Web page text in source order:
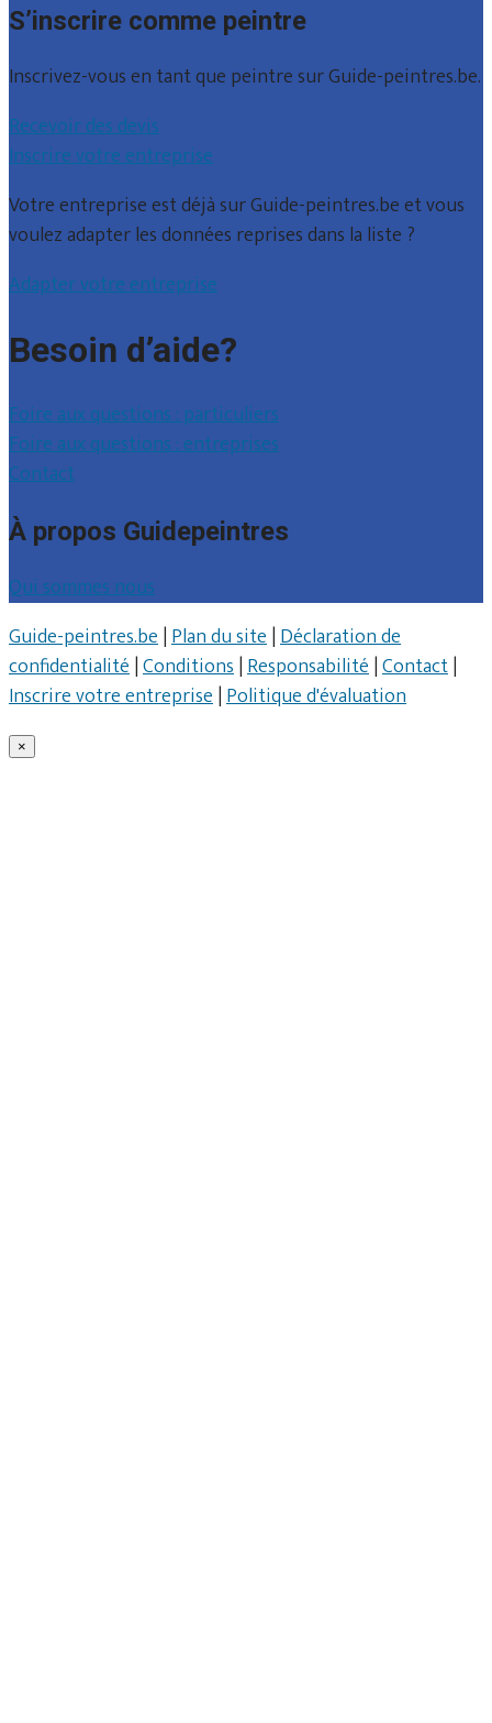
S’inscrire comme peintre
Inscrivez-vous en tant que peintre sur Guide-peintres.be.
Recevoir des devis
Inscrire votre entreprise
Votre entreprise est déjà sur Guide-peintres.be et vous
voulez adapter les données reprises dans la liste ?
Adapter votre entreprise
Besoin d’aide?
Foire aux questions : particuliers
Foire aux questions : entreprises
Contact
À propos Guidepeintres
Qui sommes nous
Guide-peintres.be|Plan du site|Déclaration de
confidentialité|Conditions|Responsabilité|Contact|
Inscrire votre entreprise|Politique d'évaluation
×